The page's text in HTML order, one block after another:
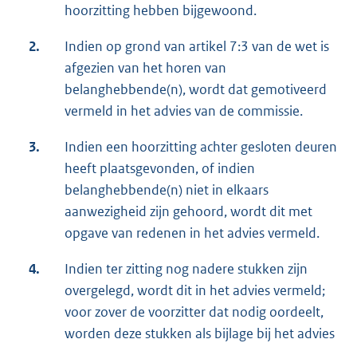
hoorzitting hebben bijgewoond.
2.
Indien op grond van artikel 7:3 van de wet is
afgezien van het horen van
belanghebbende(n), wordt dat gemotiveerd
vermeld in het advies van de commissie.
3.
Indien een hoorzitting achter gesloten deuren
heeft plaatsgevonden, of indien
belanghebbende(n) niet in elkaars
aanwezigheid zijn gehoord, wordt dit met
opgave van redenen in het advies vermeld.
4.
Indien ter zitting nog nadere stukken zijn
overgelegd, wordt dit in het advies vermeld;
voor zover de voorzitter dat nodig oordeelt,
worden deze stukken als bijlage bij het advies